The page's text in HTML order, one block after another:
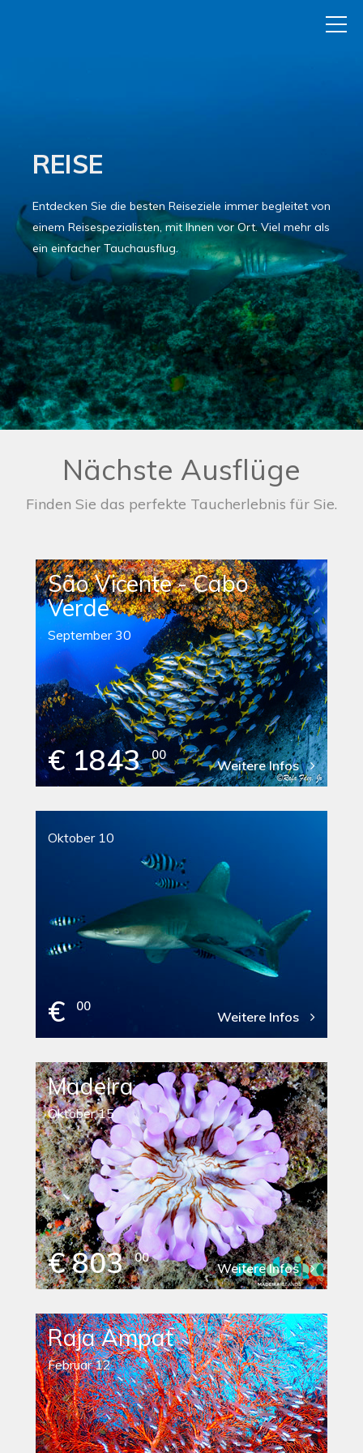
REISE
Entdecken Sie die besten Reiseziele immer begleitet von
einem Reisespezialisten, mit Ihnen vor Ort. Viel mehr als
ein einfacher Tauchausflug.
Nächste Ausflüge
Finden Sie das perfekte Taucherlebnis für Sie.
São Vicente - Cabo
Verde
September 30
€ 1843 00
Weitere Infos
Oktober 10
€ 00
Weitere Infos
Madeira
Oktober 15
€ 803 00
Weitere Infos
Raja Ampat
Februar 12